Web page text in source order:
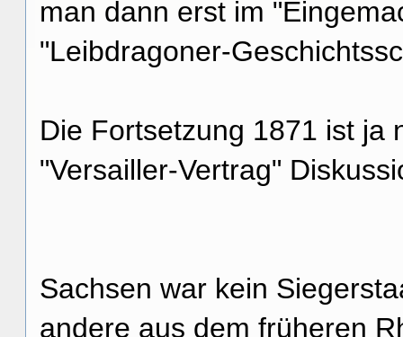
man dann erst im
"Leibdragoner-
Die Fortsetzung 1871 ist ja
"Versailler-Vertrag"
Sachsen war kein
andere aus dem früheren